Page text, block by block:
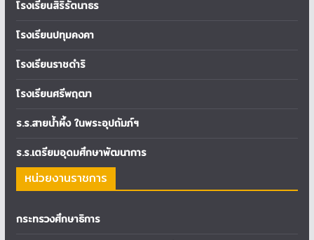
โรงเรียนสิริรัตนาธร
โรงเรียนปทุมคงคา
โรงเรียนราชดำริ
โรงเรียนศรีพฤฒา
ร.ร.สายน้ำผึ้ง ในพระอุปถัมภ์ฯ
ร.ร.เตรียมอุดมศึกษาพัฒนาการ
หน่วยงานราชการ
กระทรวงศึกษาธิการ